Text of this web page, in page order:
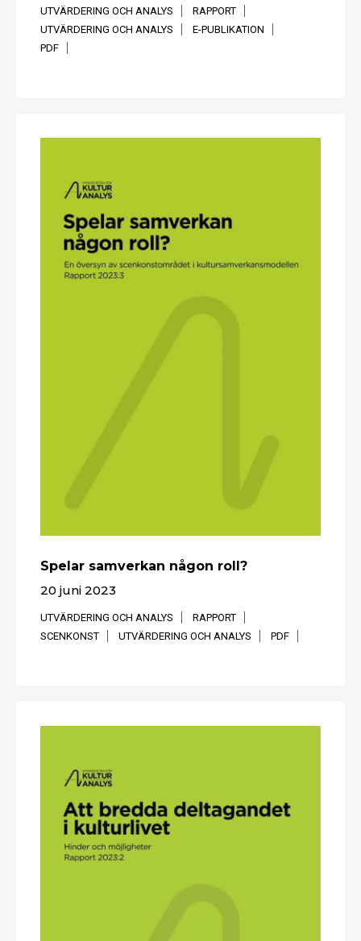
UTVÄRDERING OCH ANALYS
RAPPORT
UTVÄRDERING OCH ANALYS
E-PUBLIKATION
PDF
Spelar samverkan någon roll?
20 juni 2023
UTVÄRDERING OCH ANALYS
RAPPORT
SCENKONST
UTVÄRDERING OCH ANALYS PDF